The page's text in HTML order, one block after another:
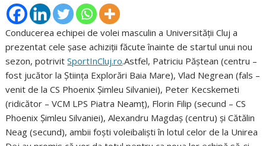
Conducerea echipei de volei masculin a Universităţii Cluj a
prezentat cele şase achiziţii făcute înainte de startul unui nou
sezon, potrivitSportInCluj.ro.Astfel, Patriciu Păştean (centru –
fost jucător la Ştiinţa Explorări Baia Mare), Vlad Negrean (fals –
venit de la CS Phoenix Şimleu Silvaniei), Peter Kecskemeti
(ridicător – VCM LPS Piatra Neamţ), Florin Filip (secund – CS
Phoenix Şimleu Silvaniei), Alexandru Magdaş (centru) şi Cătălin
Neag (secund), ambii foşti voleibalişti în lotul celor de la Unirea